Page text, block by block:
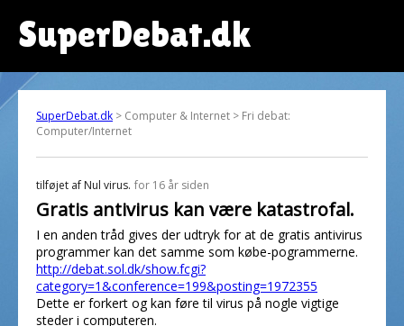
SuperDebat.dk
SuperDebat.dk > Computer & Internet > Fri debat:
Computer/Internet
tilføjet af Nul virus. for 16 år siden
Gratis antivirus kan være katastrofal.
I en anden tråd gives der udtryk for at de gratis antivirus
programmer kan det samme som købe-pogrammerne.
http://debat.sol.dk/show.fcgi?
category=1&conference=199&posting=1972355
Dette er forkert og kan føre til virus på nogle vigtige
steder i computeren.